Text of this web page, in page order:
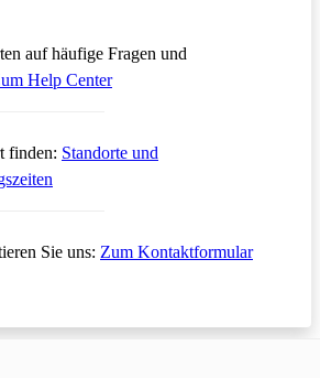
auf häufige Fragen und
Help CenterÖffnet in einem neuen Tab
finden: Standorte und
Sie uns: Zum KontaktformularÖffnet in